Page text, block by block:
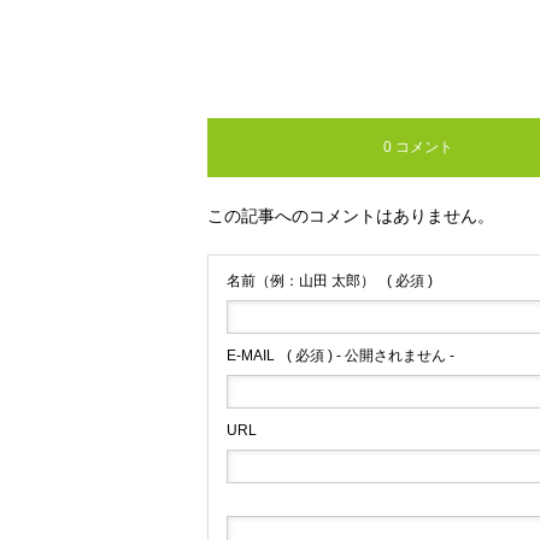
0 コメント
この記事へのコメントはありません。
名前（例：山田 太郎） ( 必須 )
E-MAIL ( 必須 ) - 公開されません -
URL